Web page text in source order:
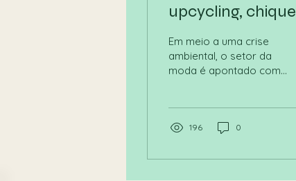
upcycling, chique
mesmo é reciclar
Em meio a uma crise
ambiental, o setor da
moda é apontado como
Instituto Modefica,
produzido pela indústria
196 0